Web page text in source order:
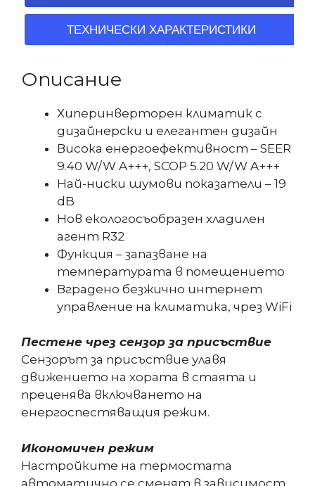
ТЕХНИЧЕСКИ ХАРАКТЕРИСТИКИ
Описание
Хиперинверторен климатик с
дизайнерски и елегантен дизайн
Висока енергоефeктивност – SEER
9.40 W/W A+++, SCOP 5.20 W/W A+++
Най-ниски шумови показатели – 19
dB
Нов екологосъобразен хладилен
агент R32
Функция – запазване на
температурата в помещението
Вградено безжично интернет
управление на климатика, чрез WiFi
Пестене чрез сензор за присъствие
Сензорът за присъствие улавя
движението на хората в стаята и
преценява включването на
енергоспестяващия режим.
Икономичен режим
Настройките на термостата
автоматично се сменят в зависимост